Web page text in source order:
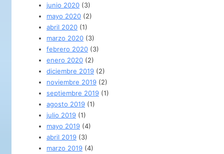
junio 2020 (3)
mayo 2020 (2)
abril 2020 (1)
marzo 2020 (3)
febrero 2020 (3)
enero 2020 (2)
diciembre 2019 (2)
noviembre 2019 (2)
septiembre 2019 (1)
agosto 2019 (1)
julio 2019 (1)
mayo 2019 (4)
abril 2019 (3)
marzo 2019 (4)